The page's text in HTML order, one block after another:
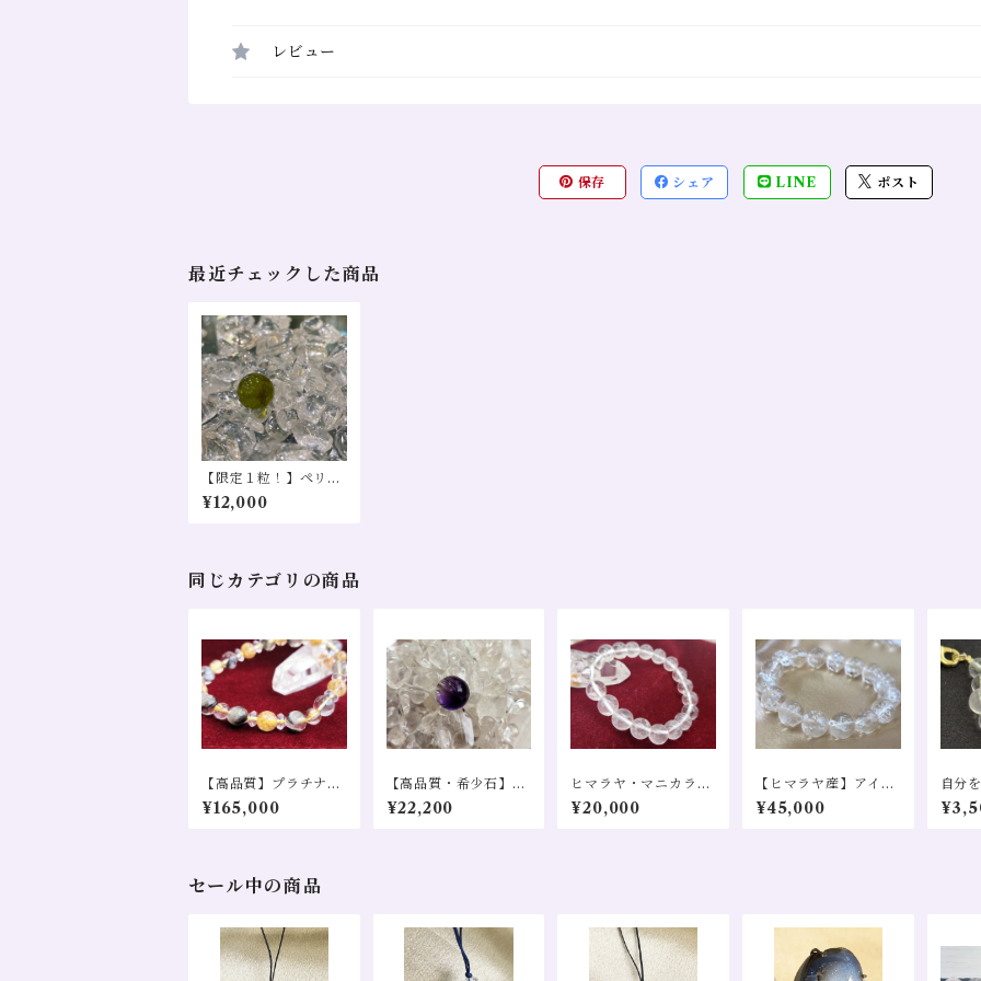
レビュー
保存 シェア LINE ポスト
最近チェックした商品
【限定１粒！】ペリド
ットAAA 直径10mm
¥12,000
同じカテゴリの商品
【高品質】プラチナク
ォーツ タイチンルチル
ブレスレット売り 金運
¥165,000
【高品質・希少石】大
人気！スーパーセブン
AAA １０㎜ １粒売
¥22,200
ヒマラヤ・マニカラン
産水晶 AA 直径10mm
ブレスレット 浄化 ヒ
¥20,000
【ヒマラヤ産】アイリ
スクォーツ(虹入り)１
２㎜ ブレス売り 幸運
¥45,000
自分
縁を
ップ
セール中の商品